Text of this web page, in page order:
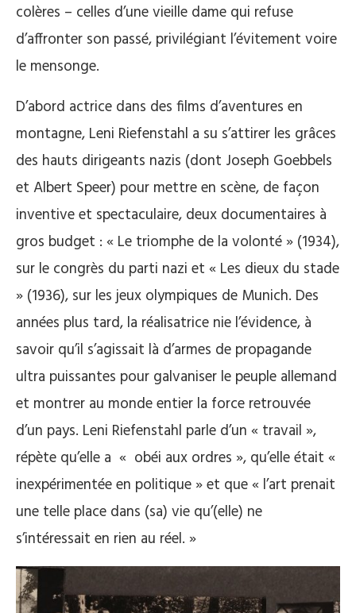
colères – celles d’une vieille dame qui refuse
d’affronter son passé, privilégiant l’évitement voire
le mensonge.
D’abord actrice dans des films d’aventures en
montagne, Leni Riefenstahl a su s’attirer les grâces
des hauts dirigeants nazis (dont Joseph Goebbels
et Albert Speer) pour mettre en scène, de façon
inventive et spectaculaire, deux documentaires à
gros budget : « Le triomphe de la volonté » (1934),
sur le congrès du parti nazi et « Les dieux du stade
» (1936), sur les jeux olympiques de Munich. Des
années plus tard, la réalisatrice nie l’évidence, à
savoir qu’il s’agissait là d’armes de propagande
ultra puissantes pour galvaniser le peuple allemand
et montrer au monde entier la force retrouvée
d’un pays. Leni Riefenstahl parle d’un « travail »,
répète qu’elle a « obéi aux ordres », qu’elle était «
inexpérimentée en politique » et que « l’art prenait
une telle place dans (sa) vie qu’(elle) ne
s’intéressait en rien au réel. »